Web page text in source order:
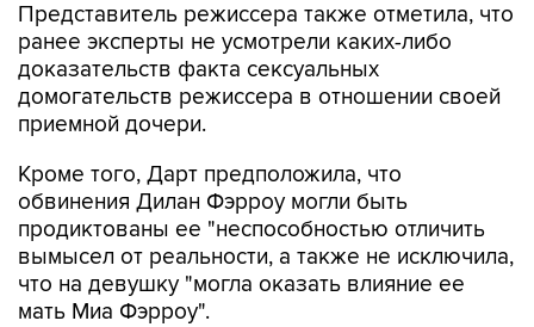
Представитель режиссера также отметила, что
ранее эксперты не усмотрели каких-либо
доказательств факта сексуальных
домогательств режиссера в отношении своей
приемной дочери.
Кроме того, Дарт предположила, что
обвинения Дилан Фэрроу могли быть
продиктованы ее "неспособностью отличить
вымысел от реальности, а также не исключила,
что на девушку "могла оказать влияние ее
мать Миа Фэрроу".